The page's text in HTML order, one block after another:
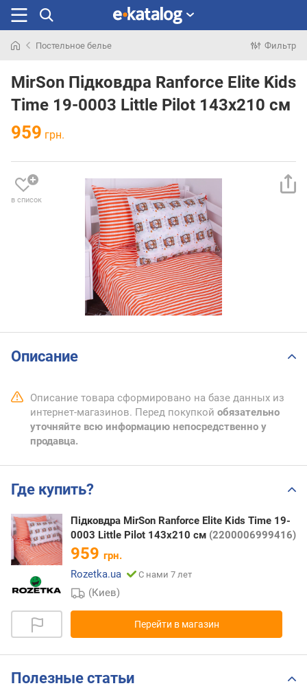
раньше
Постельное белье Фильтр
MirSon Підковдра Ranforce Elite Kids
Time 19-0003 Little Pilot 143х210 см
959 грн.
в список
Описание
Описание товара сформировано на базе данных из
интернет-магазинов. Перед покупкой обязательно
уточняйте всю информацию непосредственно у
продавца.
Где купить?
Підковдра MirSon Ranforce Elite Kids Time 19-
0003 Little Pilot 143х210 см (2200006999416)
959 грн.
Rozetka.ua
С нами 7 лет
(Киев)
Перейти в магазин
Полезные статьи